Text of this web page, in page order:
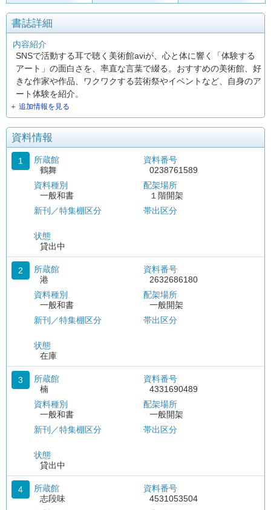
書誌詳細
内容紹介
SNSで活動する耳で聴く美術館aviが、心と体に響く「体験する
アート」の面白さを、率直な言葉で綴る。おすすめの美術館、好
きな作家や作品、ワクワクする芸術祭やイベントなど、自身のア
ート体験を紹介。
＋ 追加情報を見る
資料情報
1
所蔵館
鶴舞
資料種別
一般和書
新刊／特集棚区分
状態
貸出中
資料番号
0238761589
配架場所
１階開架
帯出区分
2
所蔵館
港
資料種別
一般和書
新刊／特集棚区分
状態
在庫
資料番号
2632686180
配架場所
一般開架
帯出区分
3
所蔵館
楠
資料種別
一般和書
新刊／特集棚区分
状態
貸出中
資料番号
4331690489
配架場所
一般開架
帯出区分
4
所蔵館
志段味
資料番号
4531053504